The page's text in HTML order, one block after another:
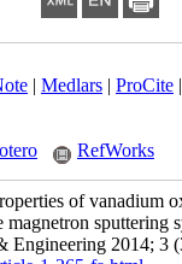
|Medlars |ProCite
Zotero RefWorks
of
magnetron sputtering
Engineering 2014; 3